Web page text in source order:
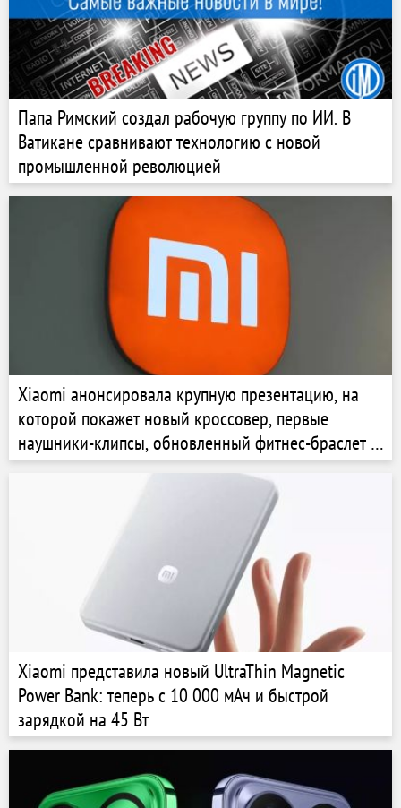
Папа Римский создал рабочую группу по ИИ. В
Ватикане сравнивают технологию с новой
промышленной революцией
Xiaomi анонсировала крупную презентацию, на
которой покажет новый кроссовер, первые
наушники-клипсы, обновленный фитнес-браслет и
флагманский Xiaomi 17 Max
Xiaomi представила новый UltraThin Magnetic
Power Bank: теперь с 10 000 мАч и быстрой
зарядкой на 45 Вт